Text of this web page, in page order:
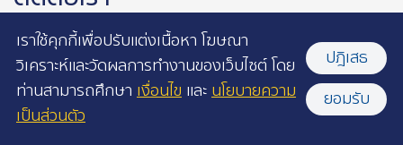
123/17 ถนนนนทรี ช่องนนทรี
ยานนาวา กรุงเทพฯ 10120
เราใช้คุกกี้เพื่อปรับแต่งเนื้อหา โฆษณา
วิเคราะห์และวัดผลการทำงานของเว็บไซต์ โดย
ท่านสามารถศึกษา เงื่อนไข และนโยบายความ
เป็นส่วนตัว
ปฎิเสธ
ยอมรับ